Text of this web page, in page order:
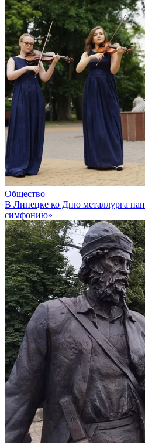
Общество
В Липецке ко Дню металлурга
симфонию»